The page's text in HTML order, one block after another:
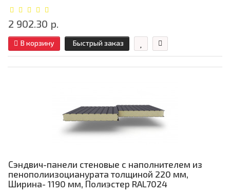
2 902.30 р.
В корзину Быстрый заказ
Сэндвич-панели стеновые с наполнителем из
пенополиизоцианурата толщиной 220 мм,
Ширина- 1190 мм, Полиэстер RAL7024